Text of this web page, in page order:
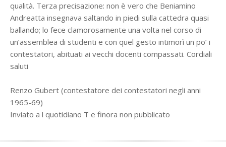
qualità. Terza precisazione: non è vero che Beniamino
Andreatta insegnava saltando in piedi sulla cattedra quasi
ballando; lo fece clamorosamente una volta nel corso di
un’assemblea di studenti e con quel gesto intimorì un po’ i
contestatori, abituati ai vecchi docenti compassati. Cordiali
saluti
Renzo Gubert (contestatore dei contestatori negli anni
1965-69)
Inviato a l quotidiano T e finora non pubblicato